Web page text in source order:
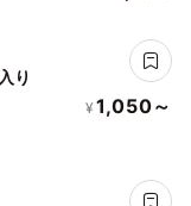
り
¥ 1,050～